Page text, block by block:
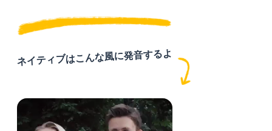
ネイティブはこんな風に発音するよ